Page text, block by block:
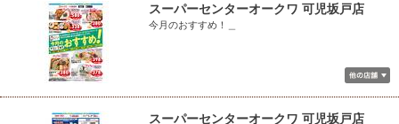
スーパーセンターオークワ 可児坂戸店
今月のおすすめ！＿
スーパーセンターオークワ 可児坂戸店